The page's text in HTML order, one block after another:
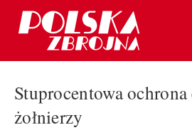
Stuprocentowa
żołnierzy